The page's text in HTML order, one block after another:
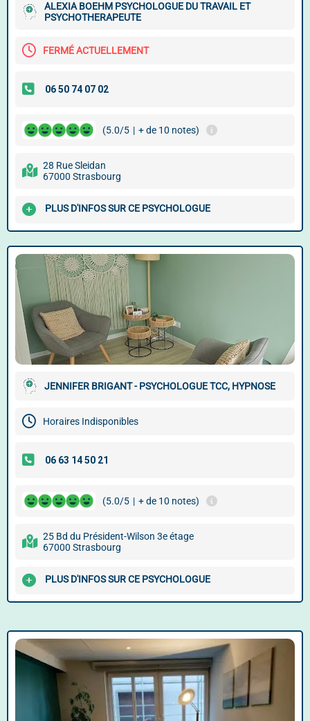
ALEXIA BOEHM PSYCHOLOGUE DU TRAVAIL ET
PSYCHOTHERAPEUTE
FERMÉ ACTUELLEMENT
(5.0/5 | + de 10 notes)
28 Rue Sleidan
67000 Strasbourg
PLUS D'INFOS SUR CE PSYCHOLOGUE
JENNIFER BRIGANT - PSYCHOLOGUE TCC, HYPNOSE
Horaires Indisponibles
(5.0/5 | + de 10 notes)
25 Bd du Président-Wilson 3e étage
67000 Strasbourg
PLUS D'INFOS SUR CE PSYCHOLOGUE